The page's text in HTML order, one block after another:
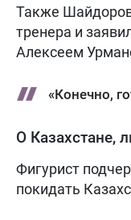
Также Шайдоров
тренера и
Алексеем
«Конечно,
О Казахстане,
Фигурист
покидать